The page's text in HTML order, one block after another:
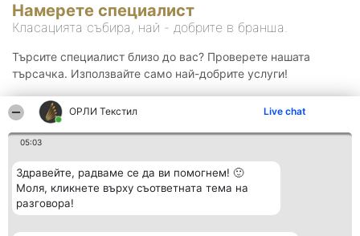
ОРЛИ Текстил Live chat
05:03
Здравейте, радваме се да ви помогнем! 🙂
Моля, кликнете върху съответната тема на
разговора!
Намерете специалист
Класацията събира, най - добрите в бранша.
Търсите специалист близо до вас? Проверете нашата
търсачка. Използвайте само най-добрите услуги!